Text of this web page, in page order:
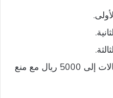
وقد تصل في بعض الحالات إلى 5000 ريال مع منع